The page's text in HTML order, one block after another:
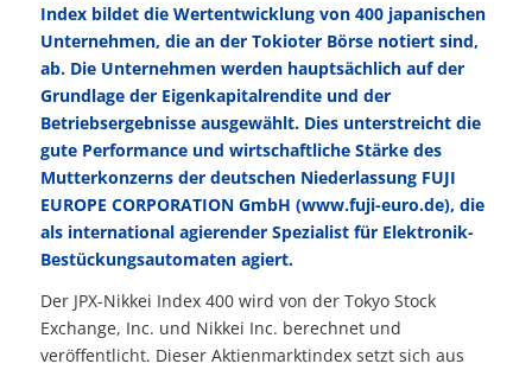
Index bildet die Wertentwicklung von 400 japanischen
Unternehmen, die an der Tokioter Börse notiert sind,
ab. Die Unternehmen werden hauptsächlich auf der
Grundlage der Eigenkapitalrendite und der
Betriebsergebnisse ausgewählt. Dies unterstreicht die
gute Performance und wirtschaftliche Stärke des
Mutterkonzerns der deutschen Niederlassung FUJI
EUROPE CORPORATION GmbH (www.fuji-euro.de), die
als international agierender Spezia­list für Elek­tronik-
Be­stück­ungsauto­maten agiert.
Der JPX-Nikkei Index 400 wird von der Tokyo Stock
Exchange, Inc. und Nikkei Inc. berechnet und
veröffentlicht. Dieser Aktienmarktindex setzt sich aus